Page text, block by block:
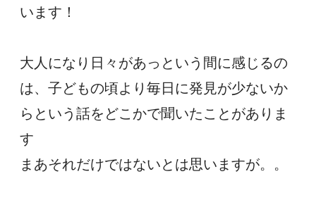
います！
大人になり日々があっという間に感じるの
は、子どもの頃より毎日に発見が少ないか
らという話をどこかで聞いたことがありま
す
まあそれだけではないとは思いますが。。